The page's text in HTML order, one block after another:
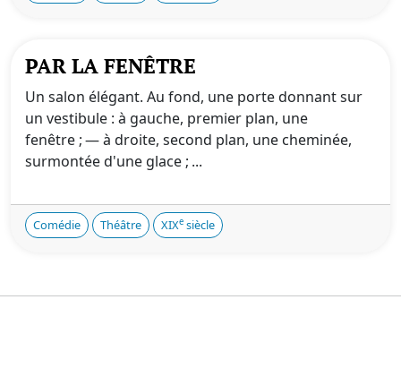
PAR LA FENÊTRE
Un salon élégant. Au fond, une porte donnant sur
un vestibule : à gauche, premier plan, une
fenêtre ; — à droite, second plan, une cheminée,
surmontée d'une glace ; ...
Comédie Théâtre XIXe siècle